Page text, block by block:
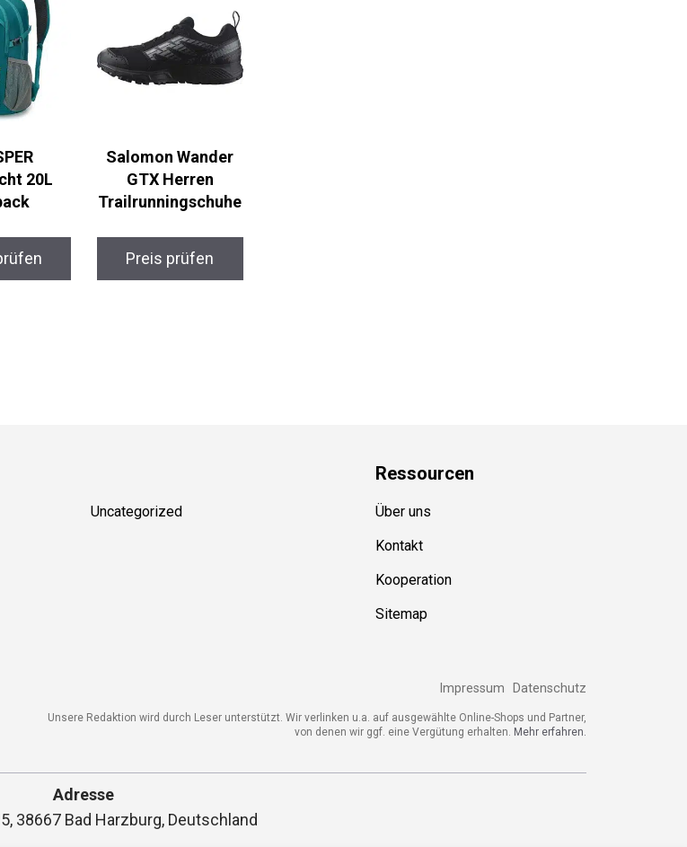
20L
Salomon Wander
GTX Herren
Trailrunningschuhe
Preis prüfen
Uncategorized
Ressourcen
Über uns
Kontakt
Kooperation
Sitemap
Impressum Datenschutz
Unsere Redaktion wird durch Leser unterstützt. Wir verlinken u.a. auf ausgewählte Online-Shops und Partner,
von denen wir ggf. eine Vergütung erhalten. Mehr erfahren.
Adresse
38667 Bad Harzburg, Deutschland